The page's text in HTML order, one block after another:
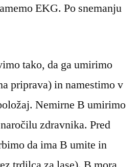
EKG. Po snemanju
tako, da ga umirimo
priprava) in namestimo v
Nemirne B umirimo
zdravnika. Pred
da ima B umite in